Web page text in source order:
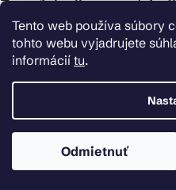
Tento web používa súbory
tohto webu vyjadrujete
informácií tu.
Odmietnuť
Zaregistrujte sa a
Rýchlejší nákup vďaka
Prehľad o stave objednávky
Špeciálne akcie, novinky a